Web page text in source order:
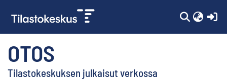
OTOS
Tilastokeskuksen julkaisut verkossa